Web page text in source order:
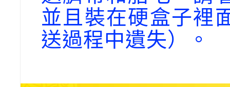
並且裝在硬盒子裡
送過程中遺失）。